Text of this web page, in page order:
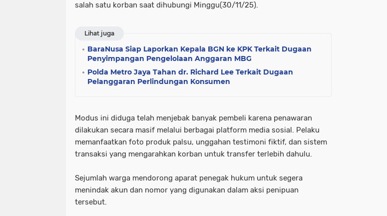
salah satu korban saat dihubungi Minggu(30/11/25).
Lihat juga
BaraNusa Siap Laporkan Kepala BGN ke KPK Terkait Dugaan
Penyimpangan Pengelolaan Anggaran MBG
Polda Metro Jaya Tahan dr. Richard Lee Terkait Dugaan
Pelanggaran Perlindungan Konsumen
Modus ini diduga telah menjebak banyak pembeli karena penawaran
dilakukan secara masif melalui berbagai platform media sosial. Pelaku
memanfaatkan foto produk palsu, unggahan testimoni fiktif, dan sistem
transaksi yang mengarahkan korban untuk transfer terlebih dahulu.
Sejumlah warga mendorong aparat penegak hukum untuk segera
menindak akun dan nomor yang digunakan dalam aksi penipuan
tersebut.